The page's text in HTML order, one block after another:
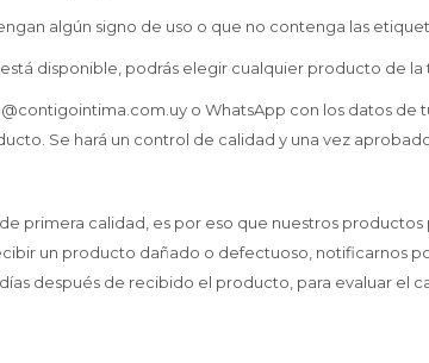
algún signo de uso o que no contenga las
disponible, podrás elegir cualquier producto de la
o WhatsApp con los datos de
Se hará un control de calidad y una vez
primera calidad, es por eso que nuestros
un producto dañado o defectuoso, notificarnos
después de recibido el producto, para evaluar el